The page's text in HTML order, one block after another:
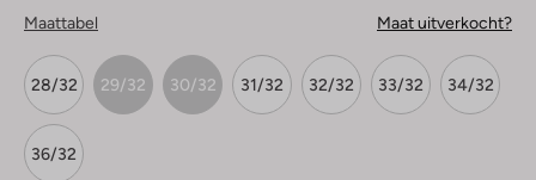
Maattabel Maat uitverkocht?
28/32 29/32 30/32 31/32 32/32 33/32 34/32
36/32